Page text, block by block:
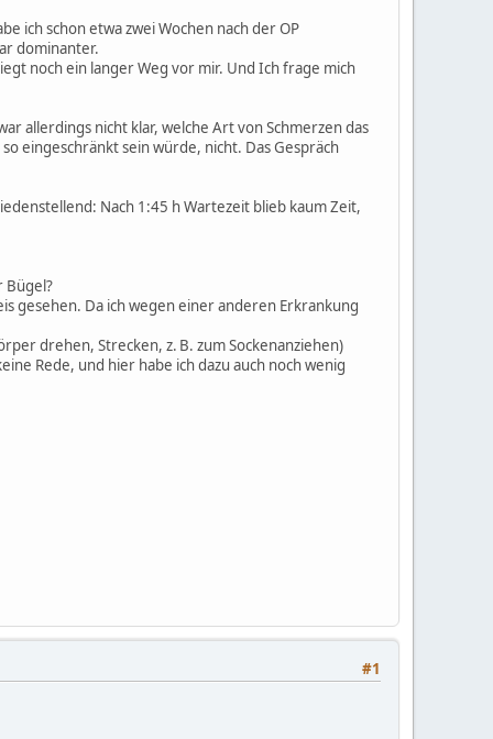
ich schon etwa zwei Wochen nach der OP
dominanter.
noch ein langer Weg vor mir. Und Ich frage mich
allerdings nicht klar, welche Art von Schmerzen das
eingeschränkt sein würde, nicht. Das Gespräch
Nach 1:45 h Wartezeit blieb kaum Zeit,
Bügel?
gesehen. Da ich wegen einer anderen Erkrankung
drehen, Strecken, z. B. zum Sockenanziehen)
Rede, und hier habe ich dazu auch noch wenig
#1